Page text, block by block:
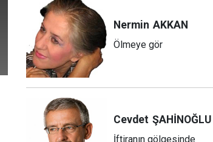
Nermin AKKAN
Ölmeye gör
Cevdet ŞAHİNOĞLU
İftiranın gölgesinde